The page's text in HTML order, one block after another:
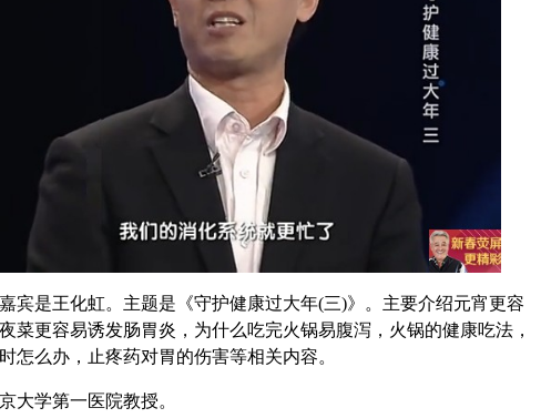
宾是王化虹。主题是《守护健康过大年(三)》。主要介绍元宵更容
菜更容易诱发肠胃炎，为什么吃完火锅易腹泻，火锅的健康吃法，
怎么办，止疼药对胃的伤害等相关内容。
大学第一医院教授。